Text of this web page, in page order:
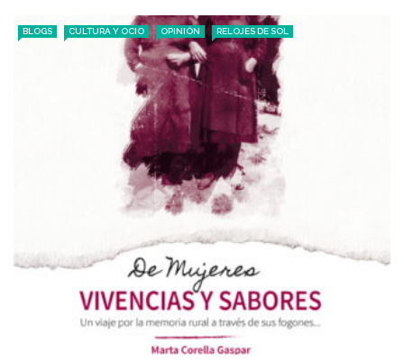
BLOGS CULTURA Y OCIO OPINIÓN RELOJES DE SOL